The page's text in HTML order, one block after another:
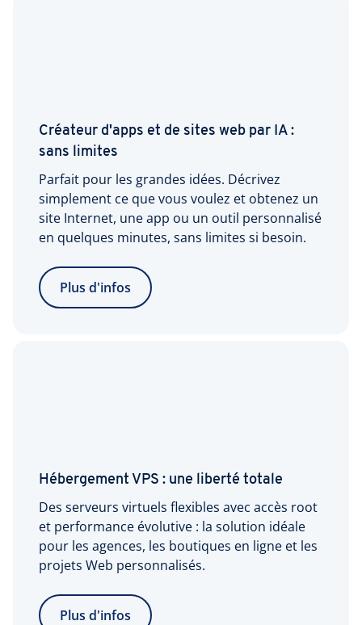
Créateur d'apps et de sites web par IA :
sans limites
Parfait pour les grandes idées. Décrivez
simplement ce que vous voulez et obtenez un
site Internet, une app ou un outil personnalisé
en quelques minutes, sans limites si besoin.
Plus d'infos
Hébergement VPS : une liberté totale
Des serveurs virtuels flexibles avec accès root
et performance évolutive : la solution idéale
pour les agences, les boutiques en ligne et les
projets Web personnalisés.
Plus d'infos